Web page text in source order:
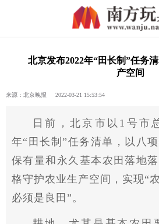
北京发布2022年“田长制”任务
产空间
来源：北京晚报 2022-03-21 15:53:54
日前，北京市以1号市
年“田长制”任务清单，以八
保有量和永久基本农田落地
格守护农业生产空间，实现“
必须是良田”。